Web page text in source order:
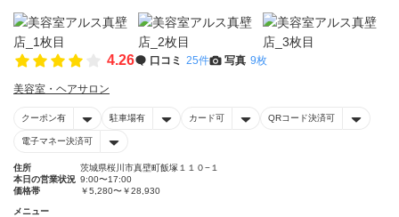
4.26 口コミ 25件 写真 9枚
美容室・ヘアサロン
クーポン有 駐車場有 カード可 QRコード決済可
電子マネー決済可
住所
茨城県桜川市真壁町飯塚１１０−１
本日の営業状況 9:00〜17:00
価格帯
￥5,280〜￥28,930
メニュー